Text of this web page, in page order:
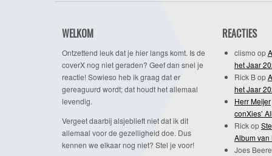
WELKOM
Ontzettend leuk dat je hier langs komt. Is de
coverX nog niet geraden? Geef dan snel je
reactie! Sowieso heb ik graag dat er
gereaguurd wordt; dat houdt het allemaal
levendig.
Vergeet daarbij alsjeblieft niet dat ik dit
allemaal voor de gezelligheid doe. Dus
kennen we elkaar nog niet? Stel je voor!
REACTIES
clismo op
het Jaar
Rick Bop
het Jaar
Herr Meijer
conXies’
Rickop
Album van
Joes